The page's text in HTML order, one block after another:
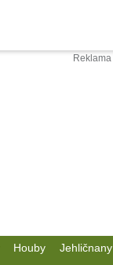
Houby Jehličnany